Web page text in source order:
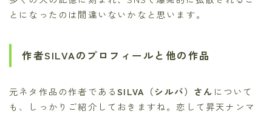
とになったのは間違いないかなと思います。
作者SILVAのプロフィールと他の作品
元ネタ作品の作者であるSILVA（シルバ）さん について
も、しっかりご紹介しておきますね。恋して昇天ナンマ